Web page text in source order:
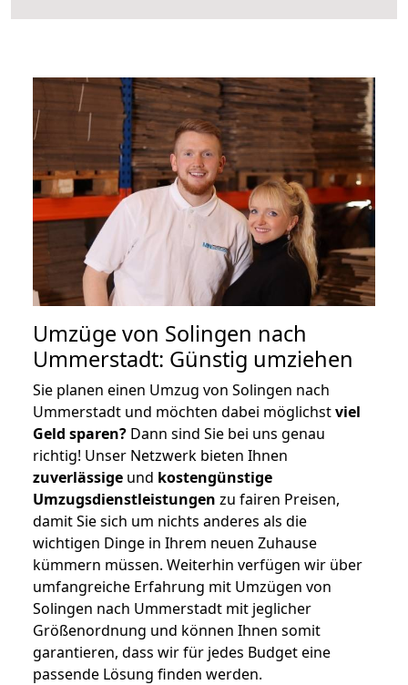
Umzüge von Solingen nach
Ummerstadt: Günstig umziehen
Sie planen einen Umzug von Solingen nach
Ummerstadt und möchten dabei möglichstviel
Geld sparen? Dann sind Sie bei uns genau
richtig! Unser Netzwerk bieten Ihnen
zuverlässige und kostengünstige
Umzugsdienstleistungen zu fairen Preisen,
damit Sie sich um nichts anderes als die
wichtigen Dinge in Ihrem neuen Zuhause
kümmern müssen. Weiterhin verfügen wir über
umfangreiche Erfahrung mit Umzügen von
Solingen nach Ummerstadt mit jeglicher
Größenordnung und können Ihnen somit
garantieren, dass wir für jedes Budget eine
passende Lösung finden werden.